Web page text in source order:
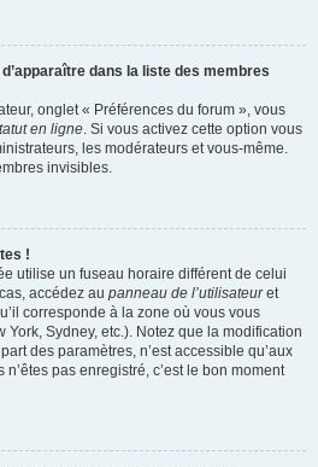
dans la liste des membres
onglet « Préférences du forum », vous
en ligne. Si vous activez cette option vous
les modérateurs et vous-même.
invisibles.
!
utilise un fuseau horaire différent de celui
accédez au panneau de l’utilisateuret
corresponde à la zone où vous vous
York, Sydney, etc.). Notez que la modification
des paramètres, n’est accessible qu’aux
pas enregistré, c’est le bon moment